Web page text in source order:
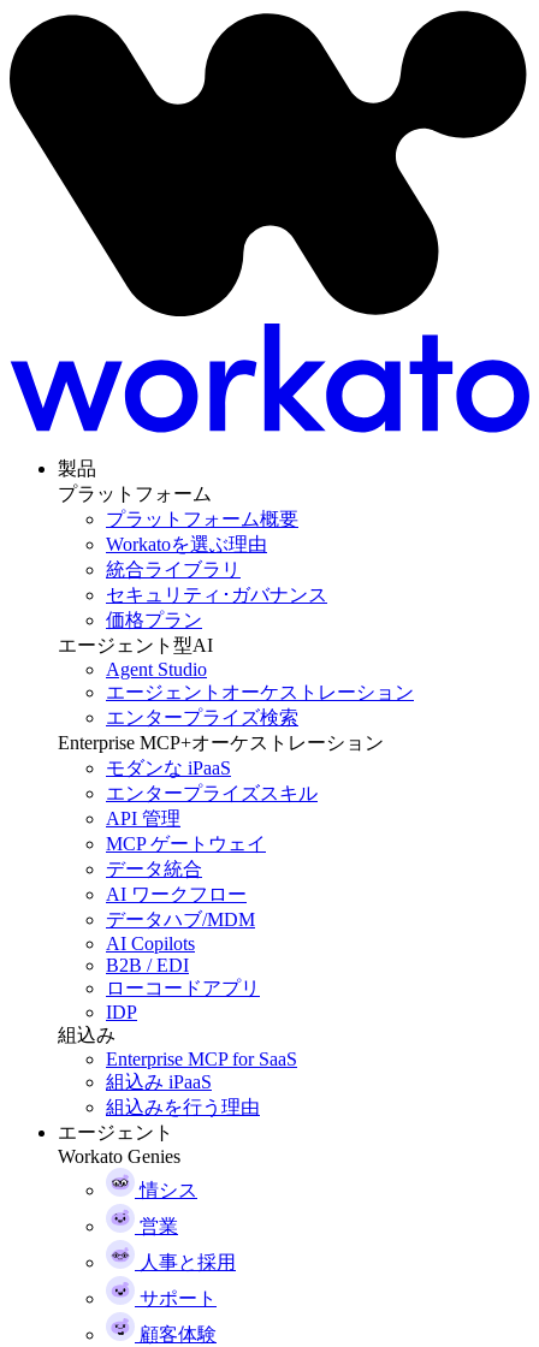
製品
プラットフォーム
プラットフォーム概要
Workatoを選ぶ理由
統合ライブラリ
セキュリティ･ガバナンス
価格プラン
エージェント型AI
Agent Studio
エージェントオーケストレーション
エンタープライズ検索
Enterprise MCP+オーケストレーション
モダンな iPaaS
エンタープライズスキル
API 管理
MCP ゲートウェイ
データ統合
AI ワークフロー
データハブ/MDM
AI Copilots
B2B / EDI
ローコードアプリ
IDP
組込み
Enterprise MCP for SaaS
組込み iPaaS
組込みを行う理由
エージェント
Workato Genies
情シス
営業
人事と採用
サポート
顧客体験